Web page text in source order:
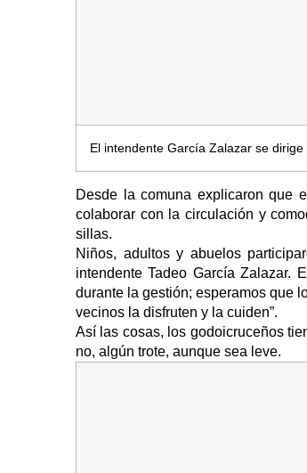
El intendente García Zalazar se
Desde la comuna explicaron que
colaborar con la circulación y
sillas.
Niños, adultos y abuelos
intendente Tadeo García Zalazar.
durante la gestión; esperamos que
vecinos la disfruten y la cuiden”.
Así las cosas, los godoicruceños
no, algún trote, aunque sea leve.